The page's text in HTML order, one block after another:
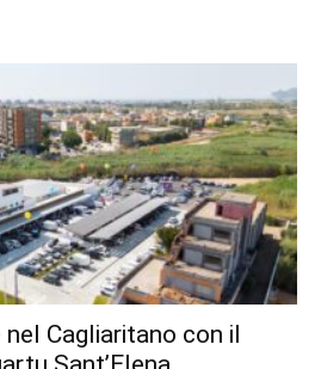
Cagliaritano con il